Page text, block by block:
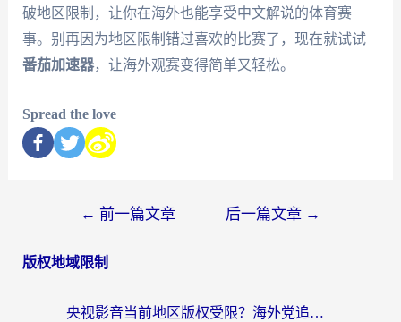
破地区限制，让你在海外也能享受中文解说的体育赛
事。别再因为地区限制错过喜欢的比赛了，现在就试试
番茄加速器，让海外观赛变得简单又轻松。
Spread the love
← 前一篇文章 后一篇文章 →
版权地域限制
央视影音当前地区版权受限？海外党追剧看片的终极解决方案来了